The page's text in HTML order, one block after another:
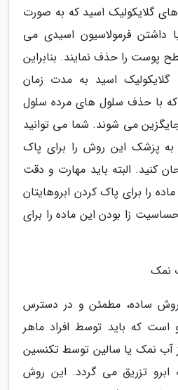
گلایکولیک اسید که به صورت
داشتن فرمولاسیون اسیدی می
پوست را حذف نمایند. بنابراین
گلایکولیک اسید به مدت زمان
با حذف سلول های مرده سلول
می شوند. شما می توانید
به پزشک این روش را برای پاک
کنید. البته باید مهارت و دقت
را برای پاک کردن ابروهایتان
زا بودن این ماده را برای
نمک
ساده، مطمئن و در دسترس
است که باید توسط افراد ماهر
آب نمک یا سالین توسط تکنسین
ابرو تزریق می گردد. این روش